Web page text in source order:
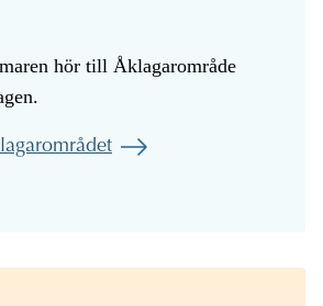
hör till Åklagarområde